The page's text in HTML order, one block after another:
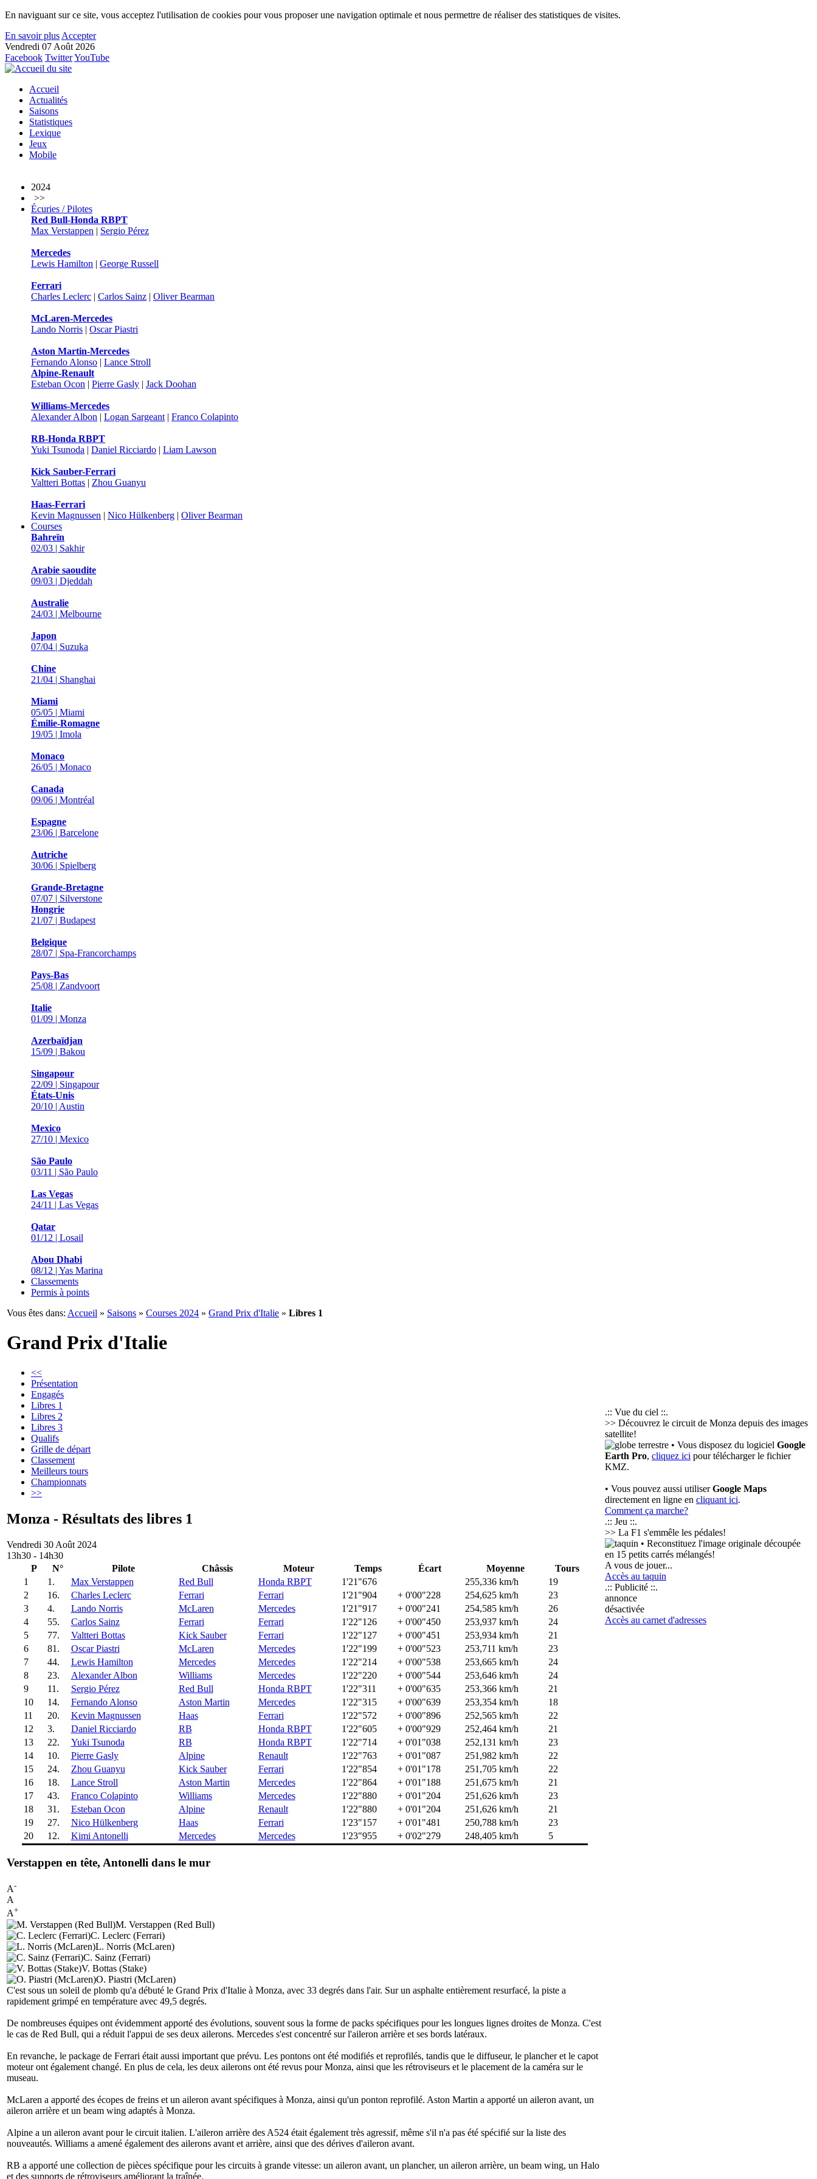
En naviguant sur ce site, vous acceptez l'utilisation de cookies pour vous proposer une navigation optimale et nous permettre de réaliser des statistiques de visites.
En savoir plus Accepter
Vendredi 07 Août 2026
Facebook TwitterYouTube
Accueil
Actualités
Saisons
Statistiques
Lexique
Jeux
Mobile
2024
>>
Écuries / Pilotes
Red Bull-Honda RBPT
Max Verstappen | Sergio Pérez
Mercedes
Lewis Hamilton | George Russell
Ferrari
Charles Leclerc | Carlos Sainz | Oliver Bearman
McLaren-Mercedes
Lando Norris | Oscar Piastri
Aston Martin-Mercedes
Fernando Alonso | Lance Stroll
Alpine-Renault
Esteban Ocon | Pierre Gasly | Jack Doohan
Williams-Mercedes
Alexander Albon | Logan Sargeant | Franco Colapinto
RB-Honda RBPT
Yuki Tsunoda | Daniel Ricciardo | Liam Lawson
Kick Sauber-Ferrari
Valtteri Bottas | Zhou Guanyu
Haas-Ferrari
Kevin Magnussen | Nico Hülkenberg | Oliver Bearman
Courses
Bahreïn
02/03 | Sakhir
Arabie saoudite
09/03 | Djeddah
Australie
24/03 | Melbourne
Japon
07/04 | Suzuka
Chine
21/04 | Shanghai
Miami
05/05 | Miami
Émilie-Romagne
19/05 | Imola
Monaco
26/05 | Monaco
Canada
09/06 | Montréal
Espagne
23/06 | Barcelone
Autriche
30/06 | Spielberg
Grande-Bretagne
07/07 | Silverstone
Hongrie
21/07 | Budapest
Belgique
28/07 | Spa-Francorchamps
Pays-Bas
25/08 | Zandvoort
Italie
01/09 | Monza
Azerbaïdjan
15/09 | Bakou
Singapour
22/09 | Singapour
États-Unis
20/10 | Austin
Mexico
27/10 | Mexico
São Paulo
03/11 | São Paulo
Las Vegas
24/11 | Las Vegas
Qatar
01/12 | Losail
Abou Dhabi
08/12 | Yas Marina
Classements
Permis à points
Vous êtes dans: Accueil » Saisons » Courses 2024 » Grand Prix d'Italie » Libres 1
Grand Prix d'Italie
<<
Présentation
Engagés
Libres 1
Libres 2
Libres 3
Qualifs
Grille de départ
Classement
Meilleurs tours
Championnats
>>
Monza - Résultats des libres 1
Vendredi 30 Août 2024
13h30 - 14h30
P
N° Pilote Châssis Moteur Temps Écart Moyenne
Tours
1
1. Max Verstappen Red Bull Honda RBPT 1'21"676 255,336 km/h
19
2
16. Charles Leclerc Ferrari Ferrari 1'21"904 + 0'00"228 254,625 km/h
23
3
4. Lando Norris McLaren Mercedes 1'21"917 + 0'00"241 254,585 km/h
26
4
55. Carlos Sainz Ferrari Ferrari 1'22"126 + 0'00"450 253,937 km/h
24
5
77. Valtteri Bottas Kick Sauber Ferrari 1'22"127 + 0'00"451 253,934 km/h
21
6
81. Oscar Piastri McLaren Mercedes 1'22"199 + 0'00"523 253,711 km/h
23
7
44. Lewis Hamilton Mercedes Mercedes 1'22"214 + 0'00"538 253,665 km/h
24
8
23. Alexander Albon Williams Mercedes 1'22"220 + 0'00"544 253,646 km/h
24
9
11. Sergio Pérez Red Bull Honda RBPT 1'22"311 + 0'00"635 253,366 km/h
21
10
14. Fernando Alonso Aston Martin Mercedes 1'22"315 + 0'00"639 253,354 km/h
18
11
20. Kevin Magnussen Haas Ferrari 1'22"572 + 0'00"896 252,565 km/h
22
12
3. Daniel Ricciardo RB Honda RBPT 1'22"605 + 0'00"929 252,464 km/h
21
13
22. Yuki Tsunoda RB Honda RBPT 1'22"714 + 0'01"038 252,131 km/h
23
14
10. Pierre Gasly Alpine Renault 1'22"763 + 0'01"087 251,982 km/h
22
15
24. Zhou Guanyu Kick Sauber Ferrari 1'22"854 + 0'01"178 251,705 km/h
22
16
18. Lance Stroll Aston Martin Mercedes 1'22"864 + 0'01"188 251,675 km/h
21
17
43. Franco Colapinto Williams Mercedes 1'22"880 + 0'01"204 251,626 km/h
23
18
31. Esteban Ocon Alpine Renault 1'22"880 + 0'01"204 251,626 km/h
21
19
27. Nico Hülkenberg Haas Ferrari 1'23"157 + 0'01"481 250,788 km/h
23
20
12. Kimi Antonelli Mercedes Mercedes 1'23"955 + 0'02"279 248,405 km/h 5
Verstappen en tête, Antonelli dans le mur
A-
A
A+
M. Verstappen (Red Bull)
C. Leclerc (Ferrari)
L. Norris (McLaren)
C. Sainz (Ferrari)
V. Bottas (Stake)
O. Piastri (McLaren)
C'est sous un soleil de plomb qu'a débuté le Grand Prix d'Italie à Monza, avec 33 degrés dans l'air. Sur un asphalte entièrement resurfacé, la piste a
rapidement grimpé en température avec 49,5 degrés.
De nombreuses équipes ont évidemment apporté des évolutions, souvent sous la forme de packs spécifiques pour les longues lignes droites de Monza. C'est
le cas de Red Bull, qui a réduit l'appui de ses deux ailerons. Mercedes s'est concentré sur l'aileron arrière et ses bords latéraux.
En revanche, le package de Ferrari était aussi important que prévu. Les pontons ont été modifiés et reprofilés, tandis que le diffuseur, le plancher et le capot
moteur ont également changé. En plus de cela, les deux ailerons ont été revus pour Monza, ainsi que les rétroviseurs et le placement de la caméra sur le
museau.
McLaren a apporté des écopes de freins et un aileron avant spécifiques à Monza, ainsi qu'un ponton reprofilé. Aston Martin a apporté un aileron avant, un
aileron arrière et un beam wing adaptés à Monza.
Alpine a un aileron avant pour le circuit italien. L'aileron arrière des A524 était également très agressif, même s'il n'a pas été spécifié sur la liste des
nouveautés. Williams a amené également des ailerons avant et arrière, ainsi que des dérives d'aileron avant.
RB a apporté une collection de pièces spécifique pour les circuits à grande vitesse: un aileron avant, un plancher, un aileron arrière, un beam wing, un Halo
et des supports de rétroviseurs améliorant la traînée.
.:: Vue du ciel ::.
>> Découvrez le circuit de Monza depuis des images
satellite!
• Vous disposez du logiciel Google
Earth Pro, cliquez ici pour télécharger le fichier
KMZ.
• Vous pouvez aussi utiliserGoogle Maps
directement en ligne en cliquant ici.
Comment ça marche?
.:: Jeu ::.
>> La F1 s'emmêle les pédales!
• Reconstituez l'image originale découpée
en 15 petits carrés mélangés!
A vous de jouer...
Accès au taquin
.:: Publicité ::.
annonce
désactivée
Accès au carnet d'adresses